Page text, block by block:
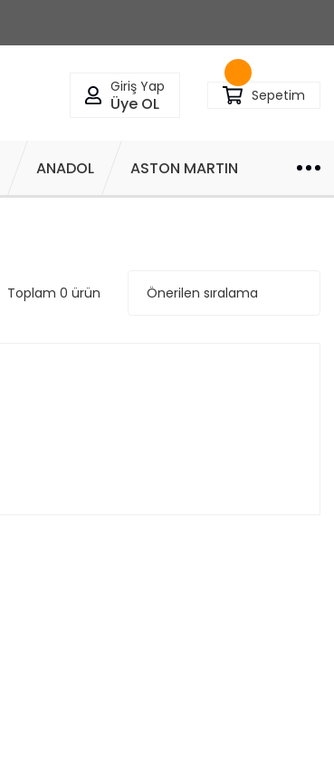
Giriş Yap
Üye OL Sepetim
ANADOL ASTON MARTIN
Toplam 0 ürün